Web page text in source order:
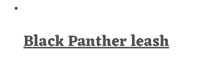
Black Panther leash